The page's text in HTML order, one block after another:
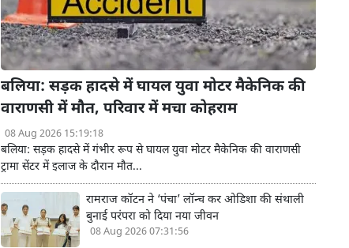
बलिया: सड़क हादसे में घायल युवा मोटर मैकेनिक की
वाराणसी में मौत, परिवार में मचा कोहराम
08 Aug 2026 15:19:18
बलिया: सड़क हादसे में गंभीर रूप से घायल युवा मोटर मैकेनिक की वाराणसी
ट्रामा सेंटर में इलाज के दौरान मौत...
रामराज कॉटन ने ‘पंचा’ लॉन्च कर ओडिशा की संथाली
बुनाई परंपरा को दिया नया जीवन
08 Aug 2026 07:31:56